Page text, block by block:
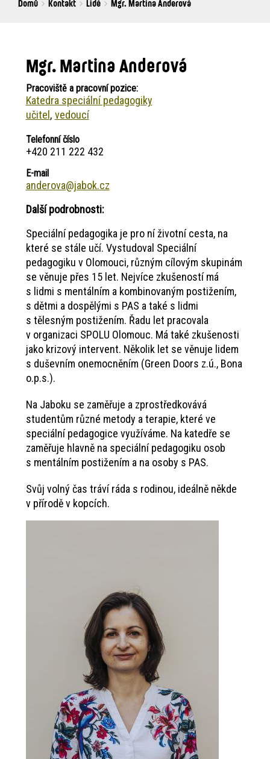
Breadcrumbs
You
Domů Kontakt Lidé Mgr. Martina Anderová
Mgr. Martina Anderová
Pracoviště a pracovní pozice:
Katedra speciální pedagogiky
učitel
vedoucí
Telefonní číslo
+420 211 222 432
E-mail
anderova@jabok.cz
Další podrobnosti:
Speciální pedagogika je pro ní životní cesta, na
které se stále učí. Vystudoval Speciální
pedagogiku v Olomouci, různým cílovým skupinám
se věnuje přes 15 let. Nejvíce zkušeností má
s lidmi s mentálním a kombinovaným postižením,
s dětmi a dospělými s PAS a také s lidmi
s tělesným postižením. Řadu let pracovala
v organizaci SPOLU Olomouc. Má také zkušenosti
jako krizový intervent. Několik let se věnuje lidem
s duševním onemocněním (Green Doors z.ú., Bona
o.p.s.).
Na Jaboku se zaměřuje a zprostředkovává
studentům různé metody a terapie, které ve
speciální pedagogice využíváme. Na katedře se
zaměřuje hlavně na speciální pedagogiku osob
s mentálním postižením a na osoby s PAS.
Svůj volný čas tráví ráda s rodinou, ideálně někde
v přírodě v kopcích.